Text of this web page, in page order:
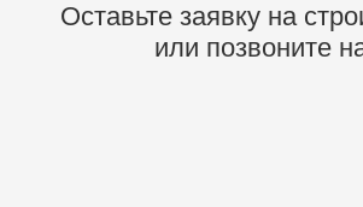
Оставьте заявку на
или позвоните